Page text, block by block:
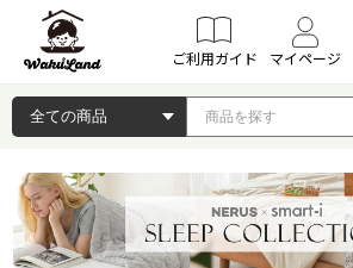
ご利用ガイド マイページ